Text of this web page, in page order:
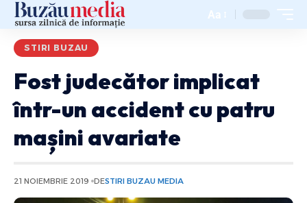
Aa
STIRI BUZAU
Fost judecător implicat
într-un accident cu patru
mașini avariate
21 NOIEMBRIE 2019 DESTIRI BUZAU MEDIA